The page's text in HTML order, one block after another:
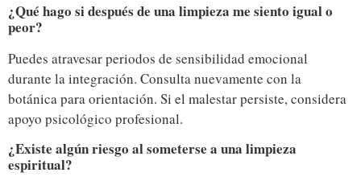
¿Qué hago si después de una limpieza me siento igual o
peor?
Puedes atravesar periodos de sensibilidad emocional
durante la integración. Consulta nuevamente con la
botánica para orientación. Si el malestar persiste, considera
apoyo psicológico profesional.
¿Existe algún riesgo al someterse a una limpieza
espiritual?